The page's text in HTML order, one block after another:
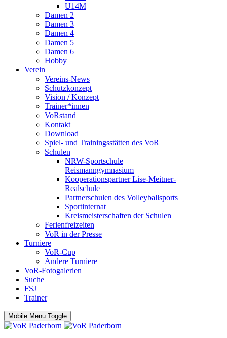
U14M
Damen 2
Damen 3
Damen 4
Damen 5
Damen 6
Hobby
Verein
Vereins-News
Schutzkonzept
Vision / Konzept
Trainer*innen
VoRstand
Kontakt
Download
Spiel- und Trainingsstätten des VoR
Schulen
NRW-Sportschule
Reismanngymnasium
Kooperationspartner Lise-Meitner-
Realschule
Partnerschulen des Volleyballsports
Sportinternat
Kreismeisterschaften der Schulen
Ferienfreizeiten
VoR in der Presse
Turniere
VoR-Cup
Andere Turniere
VoR-Fotogalerien
Suche
FSJ
Trainer
Mobile Menu Toggle